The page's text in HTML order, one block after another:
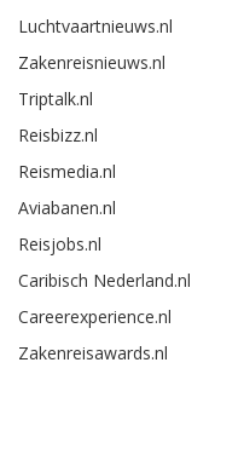
Luchtvaartnieuws.nl
Zakenreisnieuws.nl
Triptalk.nl
Reisbizz.nl
Reismedia.nl
Aviabanen.nl
Reisjobs.nl
Caribisch Nederland.nl
Careerexperience.nl
Zakenreisawards.nl